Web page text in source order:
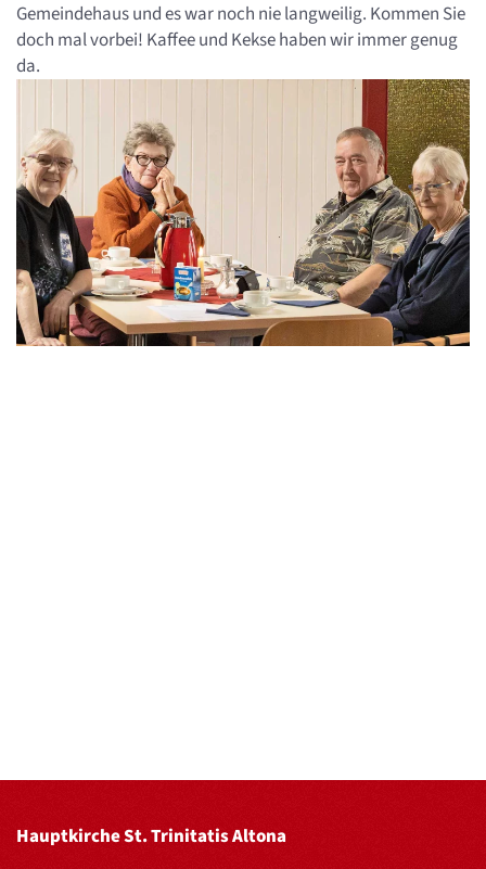
Gemeindehaus und es war noch nie langweilig. Kommen Sie
doch mal vorbei! Kaffee und Kekse haben wir immer genug
da.
Hauptkirche St. Trinitatis Altona